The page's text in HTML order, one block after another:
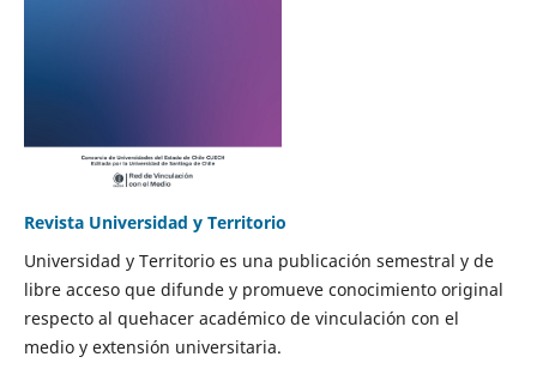
Revista Universidad y Territorio
Universidad y Territorio es una publicación semestral y de
libre acceso que difunde y promueve conocimiento original
respecto al quehacer académico de vinculación con el
medio y extensión universitaria.